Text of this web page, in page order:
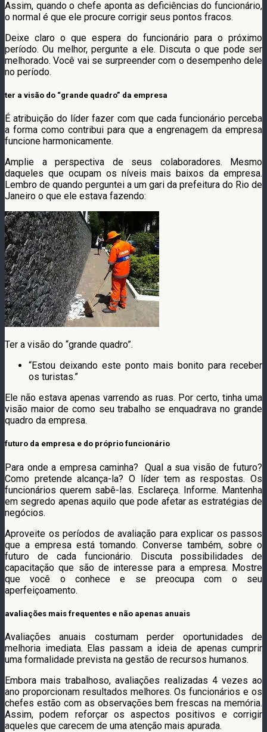
Assim, quando o chefe aponta as deficiências do funcionário,
o normal é que ele procure corrigir seus pontos fracos.
Deixe claro o que espera do funcionário para o próximo
período. Ou melhor, pergunte a ele. Discuta o que pode ser
melhorado. Você vai se surpreender com o desempenho dele
no período.
ter a visão do “grande quadro” da empresa
É atribuição do líder fazer com que cada funcionário perceba
a forma como contribui para que a engrenagem da empresa
funcione harmonicamente.
Amplie a perspectiva de seus colaboradores. Mesmo
daqueles que ocupam os níveis mais baixos da empresa.
Lembro de quando perguntei a um gari da prefeitura do Rio de
Janeiro o que ele estava fazendo:
Ter a visão do “grande quadro”.
“Estou deixando este ponto mais bonito para receber
os turistas.”
Ele não estava apenas varrendo as ruas. Por certo, tinha uma
visão maior de como seu trabalho se enquadrava no grande
quadro da empresa.
futuro da empresa e do próprio funcionário
Para onde a empresa caminha? Qual a sua visão de futuro?
Como pretende alcança-la? O líder tem as respostas. Os
funcionários querem sabê-las. Esclareça. Informe. Mantenha
em segredo apenas aquilo que pode afetar as estratégias de
negócios.
Aproveite os períodos de avaliação para explicar os passos
que a empresa está tomando. Converse também, sobre o
futuro de cada funcionário. Discuta possibilidades de
capacitação que são de interesse para a empresa. Mostre
que você o conhece e se preocupa com o seu
aperfeiçoamento.
avaliações mais frequentes e não apenas anuais
Avaliações anuais costumam perder oportunidades de
melhoria imediata. Elas passam a ideia de apenas cumprir
uma formalidade prevista na gestão de recursos humanos.
Embora mais trabalhoso, avaliações realizadas 4 vezes ao
ano proporcionam resultados melhores. Os funcionários e os
chefes estão com as observações bem frescas na memória.
Assim, podem reforçar os aspectos positivos e corrigir
aqueles que carecem de uma atenção mais apurada.